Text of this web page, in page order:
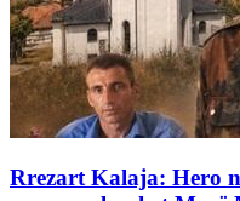
Rrezart Kalaja: Hero